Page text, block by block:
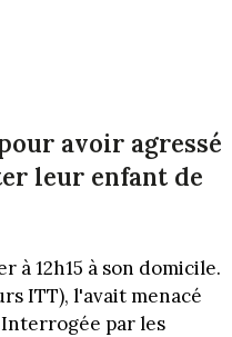
avoir agressé
leur enfant de
12h15 à son domicile.
ITT), l'avait menacé
par les